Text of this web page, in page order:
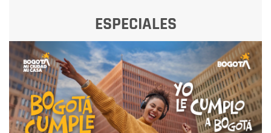
ESPECIALES